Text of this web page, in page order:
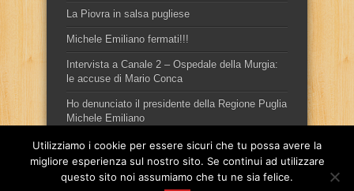
La Piovra in salsa pugliese
Michele Emiliano fermati!!!
Intervista a Canale 2 – Ospedale della Murgia:
le accuse di Mario Conca
Ho denunciato il presidente della Regione Puglia
Michele Emiliano
Utilizziamo i cookie per essere sicuri che tu possa avere la
migliore esperienza sul nostro sito. Se continui ad utilizzare
questo sito noi assumiamo che tu ne sia felice.